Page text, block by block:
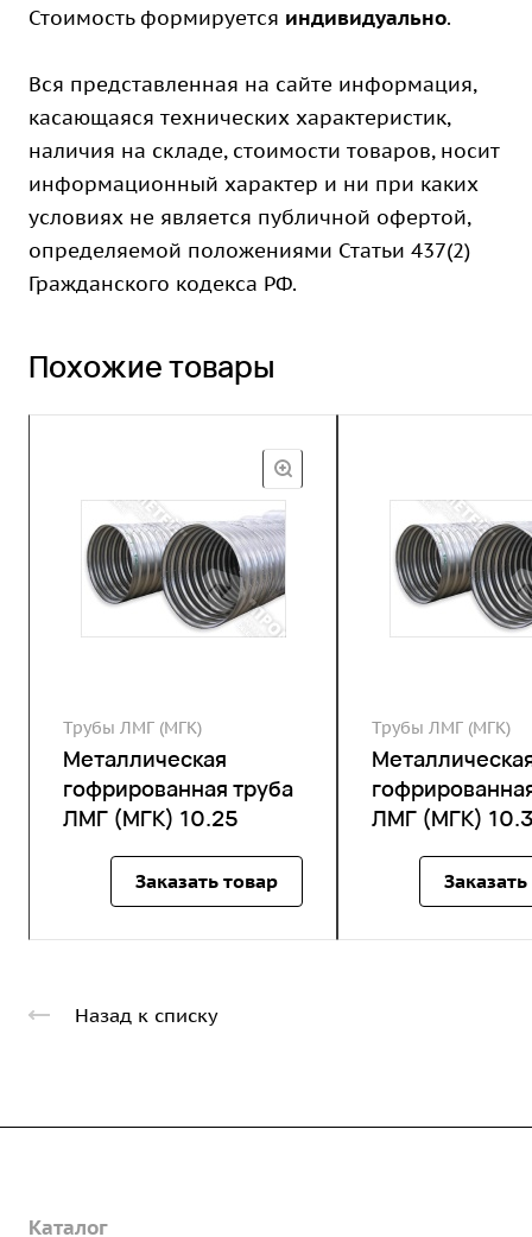
Стоимость формируется индивидуально.
Вся представленная на сайте информация,
касающаяся технических характеристик,
наличия на складе, стоимости товаров, носит
информационный характер и ни при каких
условиях не является публичной офертой,
определяемой положениями Статьи 437(2)
Гражданского кодекса РФ.
Похожие товары
Трубы ЛМГ (МГК)
Металлическая
гофрированная труба
ЛМГ (МГК) 10.25
Заказать товар
Трубы ЛМГ (МГК)
ЛМГ (МГК)
Назад к списку
О предприятии
Каталог